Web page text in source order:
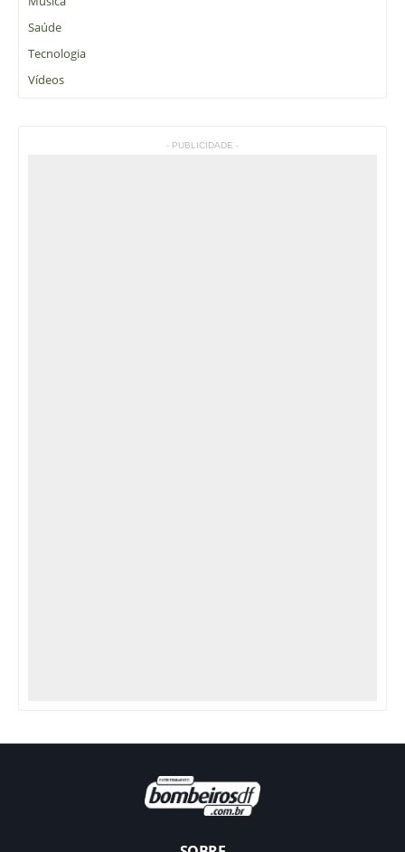
Saúde
Tecnologia
Vídeos
- PUBLICIDADE -